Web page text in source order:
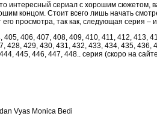
интересный сериал с хорошим сюжетом,
концом. Стоит всего лишь начать
его просмотра, так как, следующая серия
405, 406, 407, 408, 409, 410, 411, 412, 413,
428, 429, 430, 431, 432, 433, 434, 435, 436,
445, 446, 447, 448.. серия (скоро на
Vyas Monica Bedi